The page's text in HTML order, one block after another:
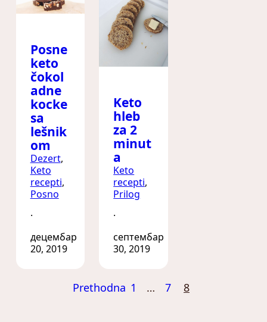
Posne
keto
čokol
adne
kocke
sa
lešnik
om
Dezert
Keto
recepti
Posno
·
децембар
20, 2019
Keto
hleb
za 2
minut
a
Keto
recepti
Prilog
·
септембар
30, 2019
Prethodna 1 … 7 8